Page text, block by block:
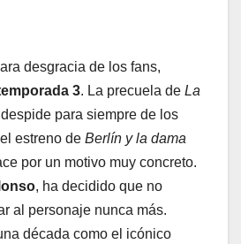
desgracia de los fans,
3. La precuela de La
para siempre de los
estreno de Berlín y la dama
por un motivo muy concreto.
, ha decidido que no
al personaje nunca más.
década como el icónico